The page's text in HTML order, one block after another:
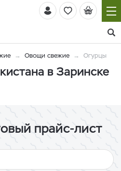
Овощи свежие Огурцы
в Заринске
прайс-лист